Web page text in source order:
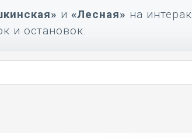
и «Лесная» на
и остановок.